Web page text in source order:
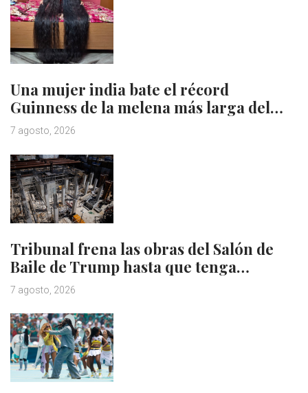
Una mujer india bate el récord
Guinness de la melena más larga del…
7 agosto, 2026
Tribunal frena las obras del Salón de
Baile de Trump hasta que tenga…
7 agosto, 2026